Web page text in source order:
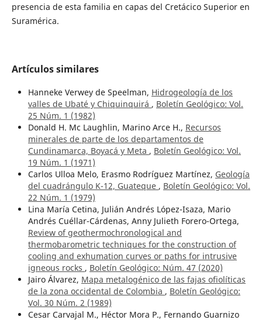
presencia de esta familia en capas del Cretácico Superior en
Suramérica.
Artículos similares
Hanneke Verwey de Speelman, Hidrogeología de los
valles de Ubaté y Chiquinquirá , Boletín Geológico: Vol.
25 Núm. 1 (1982)
Donald H. Mc Laughlin, Marino Arce H., Recursos
minerales de parte de los departamentos de
Cundinamarca, Boyacá y Meta , Boletín Geológico: Vol.
19 Núm. 1 (1971)
Carlos Ulloa Melo, Erasmo Rodríguez Martínez, Geología
del cuadrángulo K-12, Guateque , Boletín Geológico: Vol.
22 Núm. 1 (1979)
Lina María Cetina, Julián Andrés López-Isaza, Mario
Andrés Cuéllar-Cárdenas, Anny Julieth Forero-Ortega,
Review of geothermochronological and
thermobarometric techniques for the construction of
cooling and exhumation curves or paths for intrusive
igneous rocks , Boletín Geológico: Núm. 47 (2020)
Jairo Álvarez, Mapa metalogénico de las fajas ofiolíticas
de la zona occidental de Colombia , Boletín Geológico:
Vol. 30 Núm. 2 (1989)
Cesar Carvajal M., Héctor Mora P., Fernando Guarnizo